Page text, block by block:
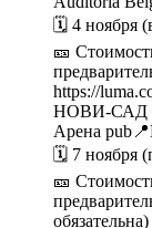
🗓 4 ноября
🎫
https://
НОВИ-САД
Арена
🗓 7 ноября
🎫
обязательна)